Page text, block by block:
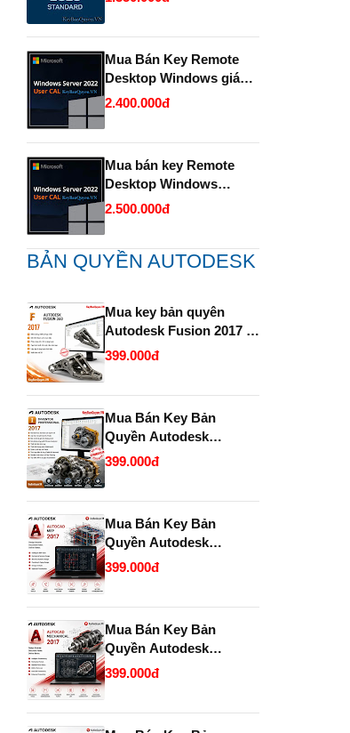
Mua Bán Key Remote
Desktop Windows giá
rẻ- Uy tín.
2.400.000đ
Mua bán key Remote
Desktop Windows
Server bản quyền giá rẻ
- Uy Tín.
2.500.000đ
BẢN QUYỀN AUTODESK
Mua key bản quyên
Autodesk Fusion 2017 -
2028 chính hãng giá rẻ.
399.000đ
Mua Bán Key Bản
Quyền Autodesk
Inventor Professional
2017 Chính Hãng, Uy
Tín, Giá Tốt Tại
399.000đ
Mua Bán Key Bản
Quyền Autodesk
AutoCAD MEP 2017
Chính Hãng Giá Tốt Tại
399.000đ
Mua Bán Key Bản
Quyền Autodesk
AutoCAD Mechanical
2017 Chính Hãng Giá Tốt
399.000đ